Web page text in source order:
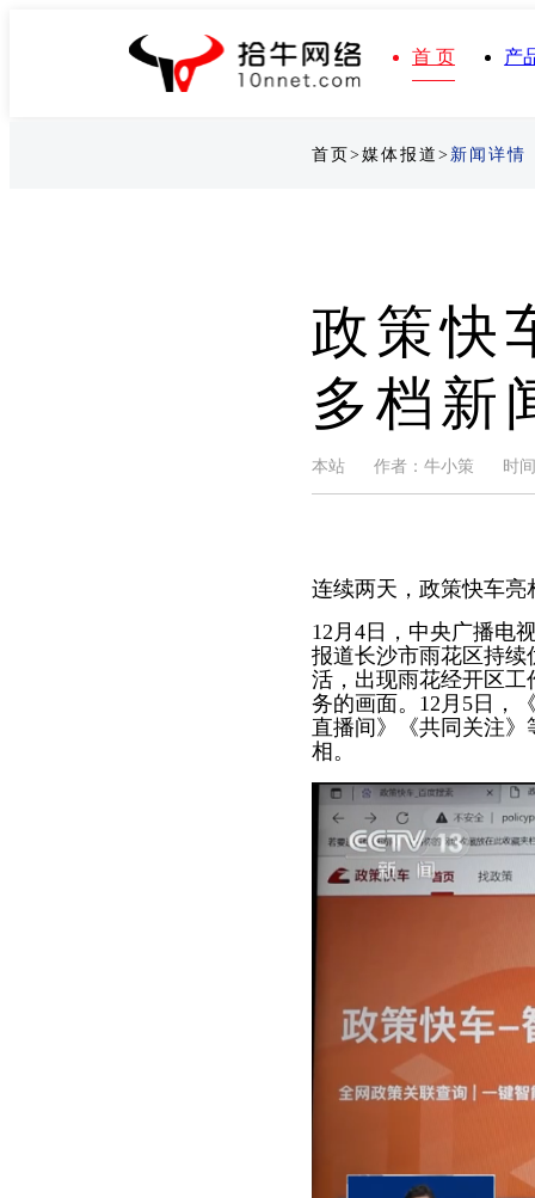
首 页 产
首页>媒体报道> 新闻详情
政策快
多档新
本站 作者：牛小策 时间
连续两天，政策快车
12 月 4 日，中央广播电
报道长沙市雨花区持
活，出现雨花经开区
务的画面。 12 月 5 日，
直播间》《共同关注
相。